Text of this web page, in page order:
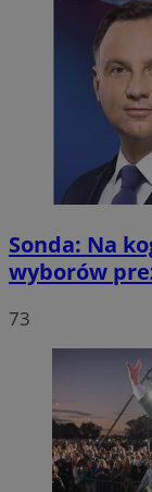
Sonda: Na
wyborów
73